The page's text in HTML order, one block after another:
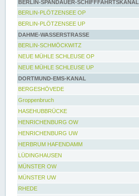
BERLIN-SPANDAUER-SCHIFFFAHRTSKANAL
BERLIN-PLÖTZENSEE OP
BERLIN-PLÖTZENSEE UP
DAHME-WASSERSTRASSE
BERLIN-SCHMÖCKWITZ
NEUE MÜHLE SCHLEUSE OP
NEUE MÜHLE SCHLEUSE UP
DORTMUND-EMS-KANAL
BERGESHÖVEDE
Groppenbruch
HASEHUBBRÜCKE
HENRICHENBURG OW
HENRICHENBURG UW
HERBRUM HAFENDAMM
LÜDINGHAUSEN
MÜNSTER OW
MÜNSTER UW
RHEDE